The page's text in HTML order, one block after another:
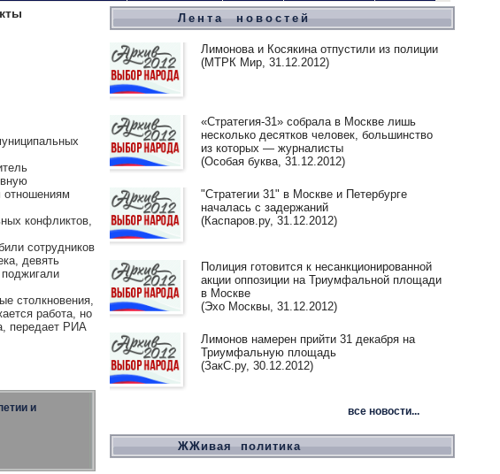
отношениям
конфликтов,
сотрудников
девять
столкновения,
работа, но
передает РИА
и
Лента новостей
Лимонова и Косякина отпустили из полиции
(МТРК Мир, 31.12.2012)
«Стратегия-31» собрала в Москве лишь
несколько десятков человек, большинство
из которых — журналисты
(Особая буква, 31.12.2012)
"Стратегии 31" в Москве и Петербурге
началась с задержаний
(Каспаров.ру, 31.12.2012)
Полиция готовится к несанкционированной
акции оппозиции на Триумфальной площади
в Москве
(Эхо Москвы, 31.12.2012)
Лимонов намерен прийти 31 декабря на
Триумфальную площадь
(ЗакС.ру, 30.12.2012)
все новости...
ЖЖивая политика